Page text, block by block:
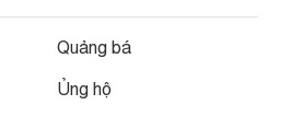
Quảng bá
Ủng hộ